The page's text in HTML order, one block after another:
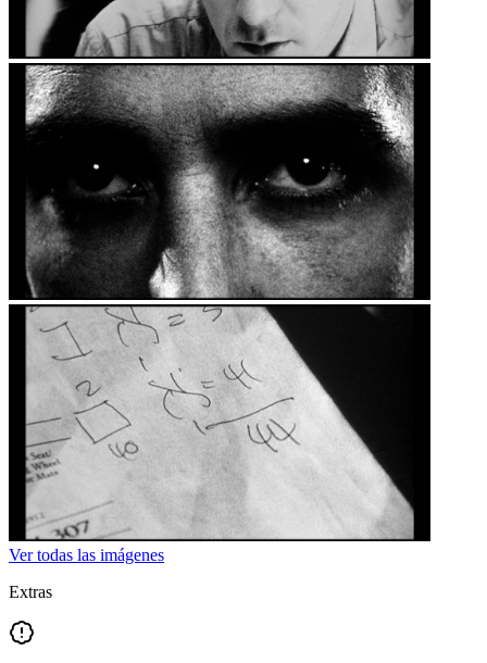
Ver todas las imágenes
Extras